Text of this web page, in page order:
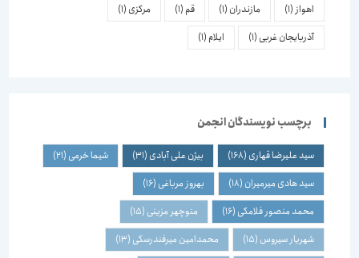
اهواز(1) مازندران(1)
(1) مرکزی(1)
آذربایجان غربی(1) ایلام(1)
برچسب نویسندگان انجمن
سید علیرضا قهاری(168) بیژن علی آبادی(31) شیما خرمی(21)
سید هادی میرمیران(18) بهروز مرباغی(16)
محمد منصور فلامکی(16) منوچهر مزینی(15)
شهریار سیروس(15) محمدامین میرفندرسکی(13)